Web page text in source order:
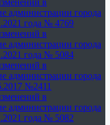
в
администрации города
года № 4769
в
администрации города
года № 5084
в
администрации города
№2411
в
администрации города
года № 5082